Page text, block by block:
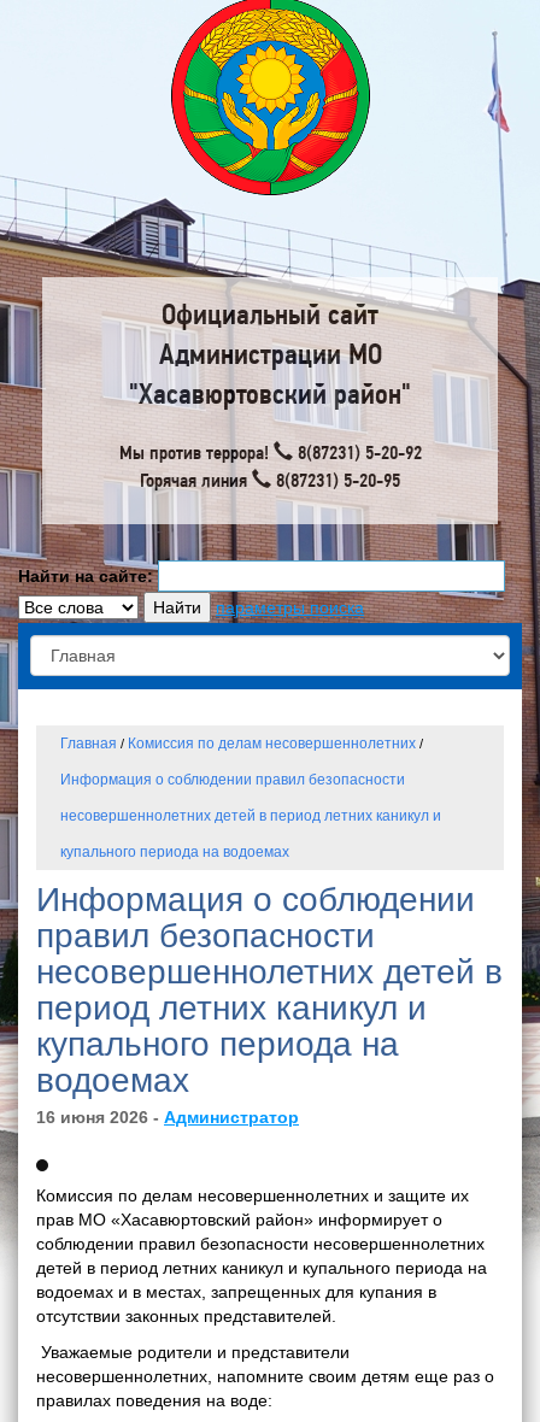
Официальный сайт
Администрации МО
"Хасавюртовский район"
Мы против террора!
8(87231) 5-20-92
Горячая линия
8(87231) 5-20-95
Найти на сайте:
параметры поиска
Главная / Комиссия по делам несовершеннолетних /
Информация о соблюдении правил безопасности
несовершеннолетних детей в период летних каникул и
купального периода на водоемах
Информация о соблюдении
правил безопасности
несовершеннолетних детей в
период летних каникул и
купального периода на
водоемах
16 июня 2026 - Администратор
Комиссия по делам несовершеннолетних и защите их
прав МО «Хасавюртовский район» информирует о
соблюдении правил безопасности несовершеннолетних
детей в период летних каникул и купального периода на
водоемах и в местах, запрещенных для купания в
отсутствии законных представителей.
Уважаемые родители и представители
несовершеннолетних, напомните своим детям еще раз о
правилах поведения на воде: